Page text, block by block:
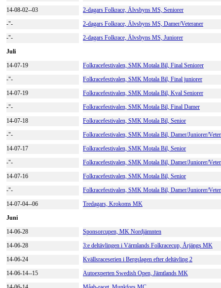
14-08-02--03
2-dagars Folkrace, Älvsbyns MS, Seniorer
-"-
2-dagars Folkrace, Älvsbyns MS, Damer/Veteraner
-"-
2-dagars Folkrace, Älvsbyns MS, Juniorer
Juli
14-07-19
Folkracefestivalen, SMK Motala Bil, Final Seniorer
-"-
Folkracefestivalen, SMK Motala Bil, Final juniorer
14-07-19
Folkracefestivalen, SMK Motala Bil, Kval Seniorer
-"-
Folkracefestivalen, SMK Motala Bil, Final Damer
14-07-18
Folkracefestivalen, SMK Motala Bil, Senior
-"-
Folkracefestivalen, SMK Motala Bil, Damer/Juniorer/
14-07-17
Folkracefestivalen, SMK Motala Bil, Senior
-"-
Folkracefestivalen, SMK Motala Bil, Damer/Juniorer/
14-07-16
Folkracefestivalen, SMK Motala Bil, Senior
-"-
Folkracefestivalen, SMK Motala Bil, Damer/Juniorer/
14-07-04--06
Tredagars, Krokoms MK
Juni
14-06-28
Sponsorcupen, MK Nordjämnten
14-06-28
3:e deltävlingen i Värmlands Folkracecup, Årjängs MK
14-06-24
Kvällsraceserien i Bergslagen efter deltävling 2
14-06-14--15
Autoexperten Swedish Open, Jämtlands MK